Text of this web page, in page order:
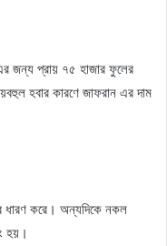
জন্য প্রায় ৭৫ হাজার ফুলের
হবার কারণে জাফরান এর দাম
ধারণ করে। অন্যদিকে নকল
হয়।